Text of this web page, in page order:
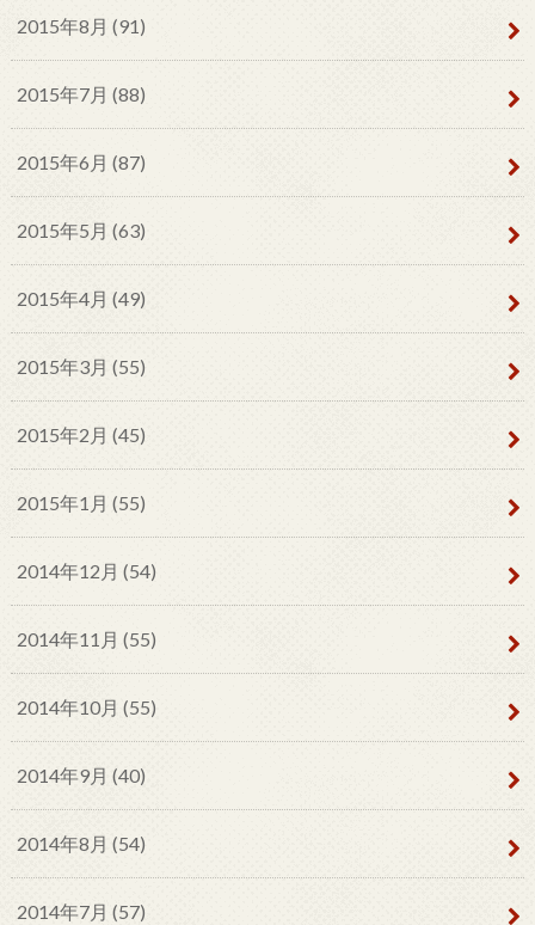
2015年8月 (91)
2015年7月 (88)
2015年6月 (87)
2015年5月 (63)
2015年4月 (49)
2015年3月 (55)
2015年2月 (45)
2015年1月 (55)
2014年12月 (54)
2014年11月 (55)
2014年10月 (55)
2014年9月 (40)
2014年8月 (54)
2014年7月 (57)